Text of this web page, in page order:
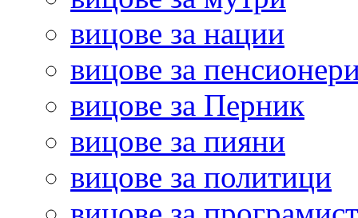
вицове за нации
вицове за
вицове за Перник
вицове за пияни
вицове за политици